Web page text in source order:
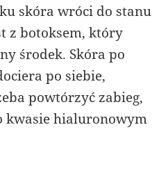
skóra wróci do stanu
z botoksem, który
środek. Skóra po
po siebie,
powtórzyć zabieg,
kwasie hialuronowym